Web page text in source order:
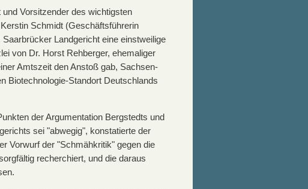
Vorsitzender des wichtigsten
Schmidt (Geschäftsführerin
Landgericht eine einstweilige
von Dr. Horst Rehberger, ehemaliger
Amtszeit den Anstoß gab, Sachsen-
Biotechnologie-Standort Deutschlands
der Argumentation Bergstedts und
sei "abwegig", konstatierte der
Vorwurf der "Schmähkritik" gegen die
recherchiert, und die daraus